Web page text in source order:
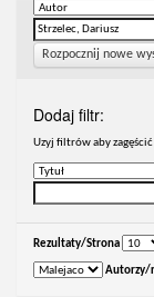
Rozpocznij nowe
Dodaj filtr:
Uzyj filtrów aby
Rezultaty/Strona
Autorzy/